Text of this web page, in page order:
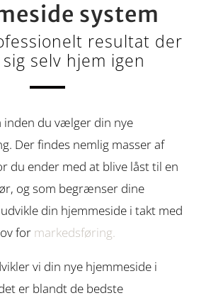
system
resultat der
selv hjem igen
du vælger din nye
Der findes nemlig masser af
du ender med at blive låst til en
og som begrænser dine
din hjemmeside i takt med
for markedsføring.
vi din nye hjemmeside i
er blandt de bedste